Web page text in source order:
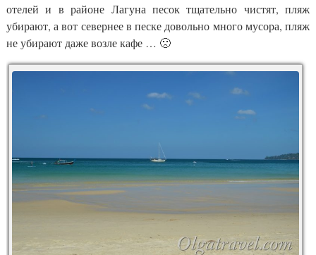
отелей и в районе Лагуна песок тщательно чистят, пляж
убирают, а вот севернее в песке довольно много мусора, пляж
не убирают даже возле кафе … 🙁